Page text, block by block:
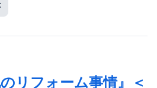
のリフォーム事情』＜